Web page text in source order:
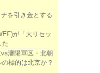
を引き金とする
が「大リセッ
た
瀋陽軍区・北朝
標的は北京か？